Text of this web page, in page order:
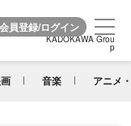
KADOKAWA Grou
p
音楽 アニメ
KADOKAWA Grou
p